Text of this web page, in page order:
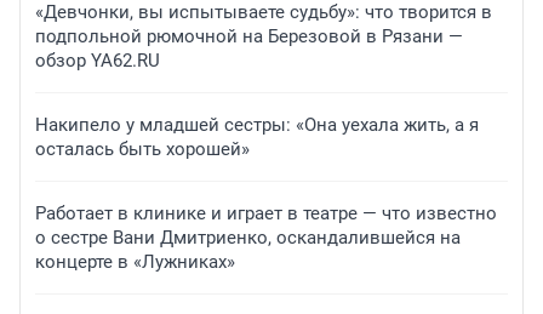
«Девчонки, вы испытываете судьбу»: что творится в
подпольной рюмочной на Березовой в Рязани —
обзор YA62.RU
Накипело у младшей сестры: «Она уехала жить, а я
осталась быть хорошей»
Работает в клинике и играет в театре — что известно
о сестре Вани Дмитриенко, оскандалившейся на
концерте в «Лужниках»